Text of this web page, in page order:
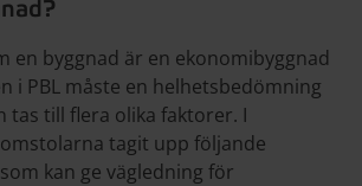
en byggnad är en ekonomibyggnad
i PBL måste en helhetsbedömning
tas till flera olika faktorer. I
tagit upp följande
kan ge vägledning för